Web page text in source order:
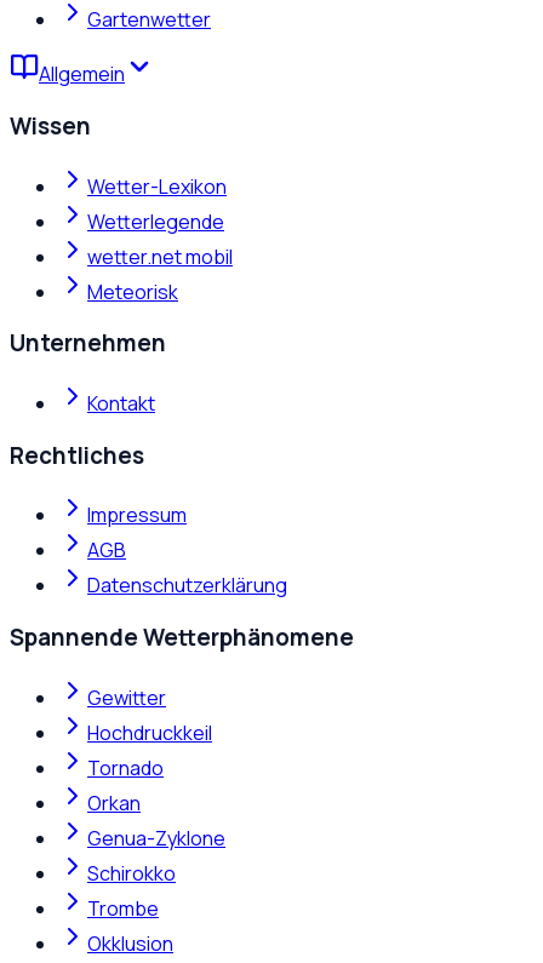
Gartenwetter
Allgemein
Wissen
Wetter-Lexikon
Wetterlegende
wetter.net mobil
Meteorisk
Unternehmen
Kontakt
Rechtliches
Impressum
AGB
Datenschutzerklärung
Spannende Wetterphänomene
Gewitter
Hochdruckkeil
Tornado
Orkan
Genua-Zyklone
Schirokko
Trombe
Okklusion